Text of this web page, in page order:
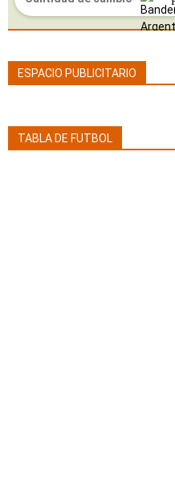
ESPACIO PUBLICITARIO
TABLA DE FUTBOL